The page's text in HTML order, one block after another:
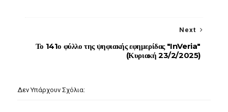
Next
Το 141ο φύλλο της ψηφιακής εφημερίδας "InVeria"
(Κυριακή 23/2/2025)
Δεν Υπάρχουν Σχόλια: